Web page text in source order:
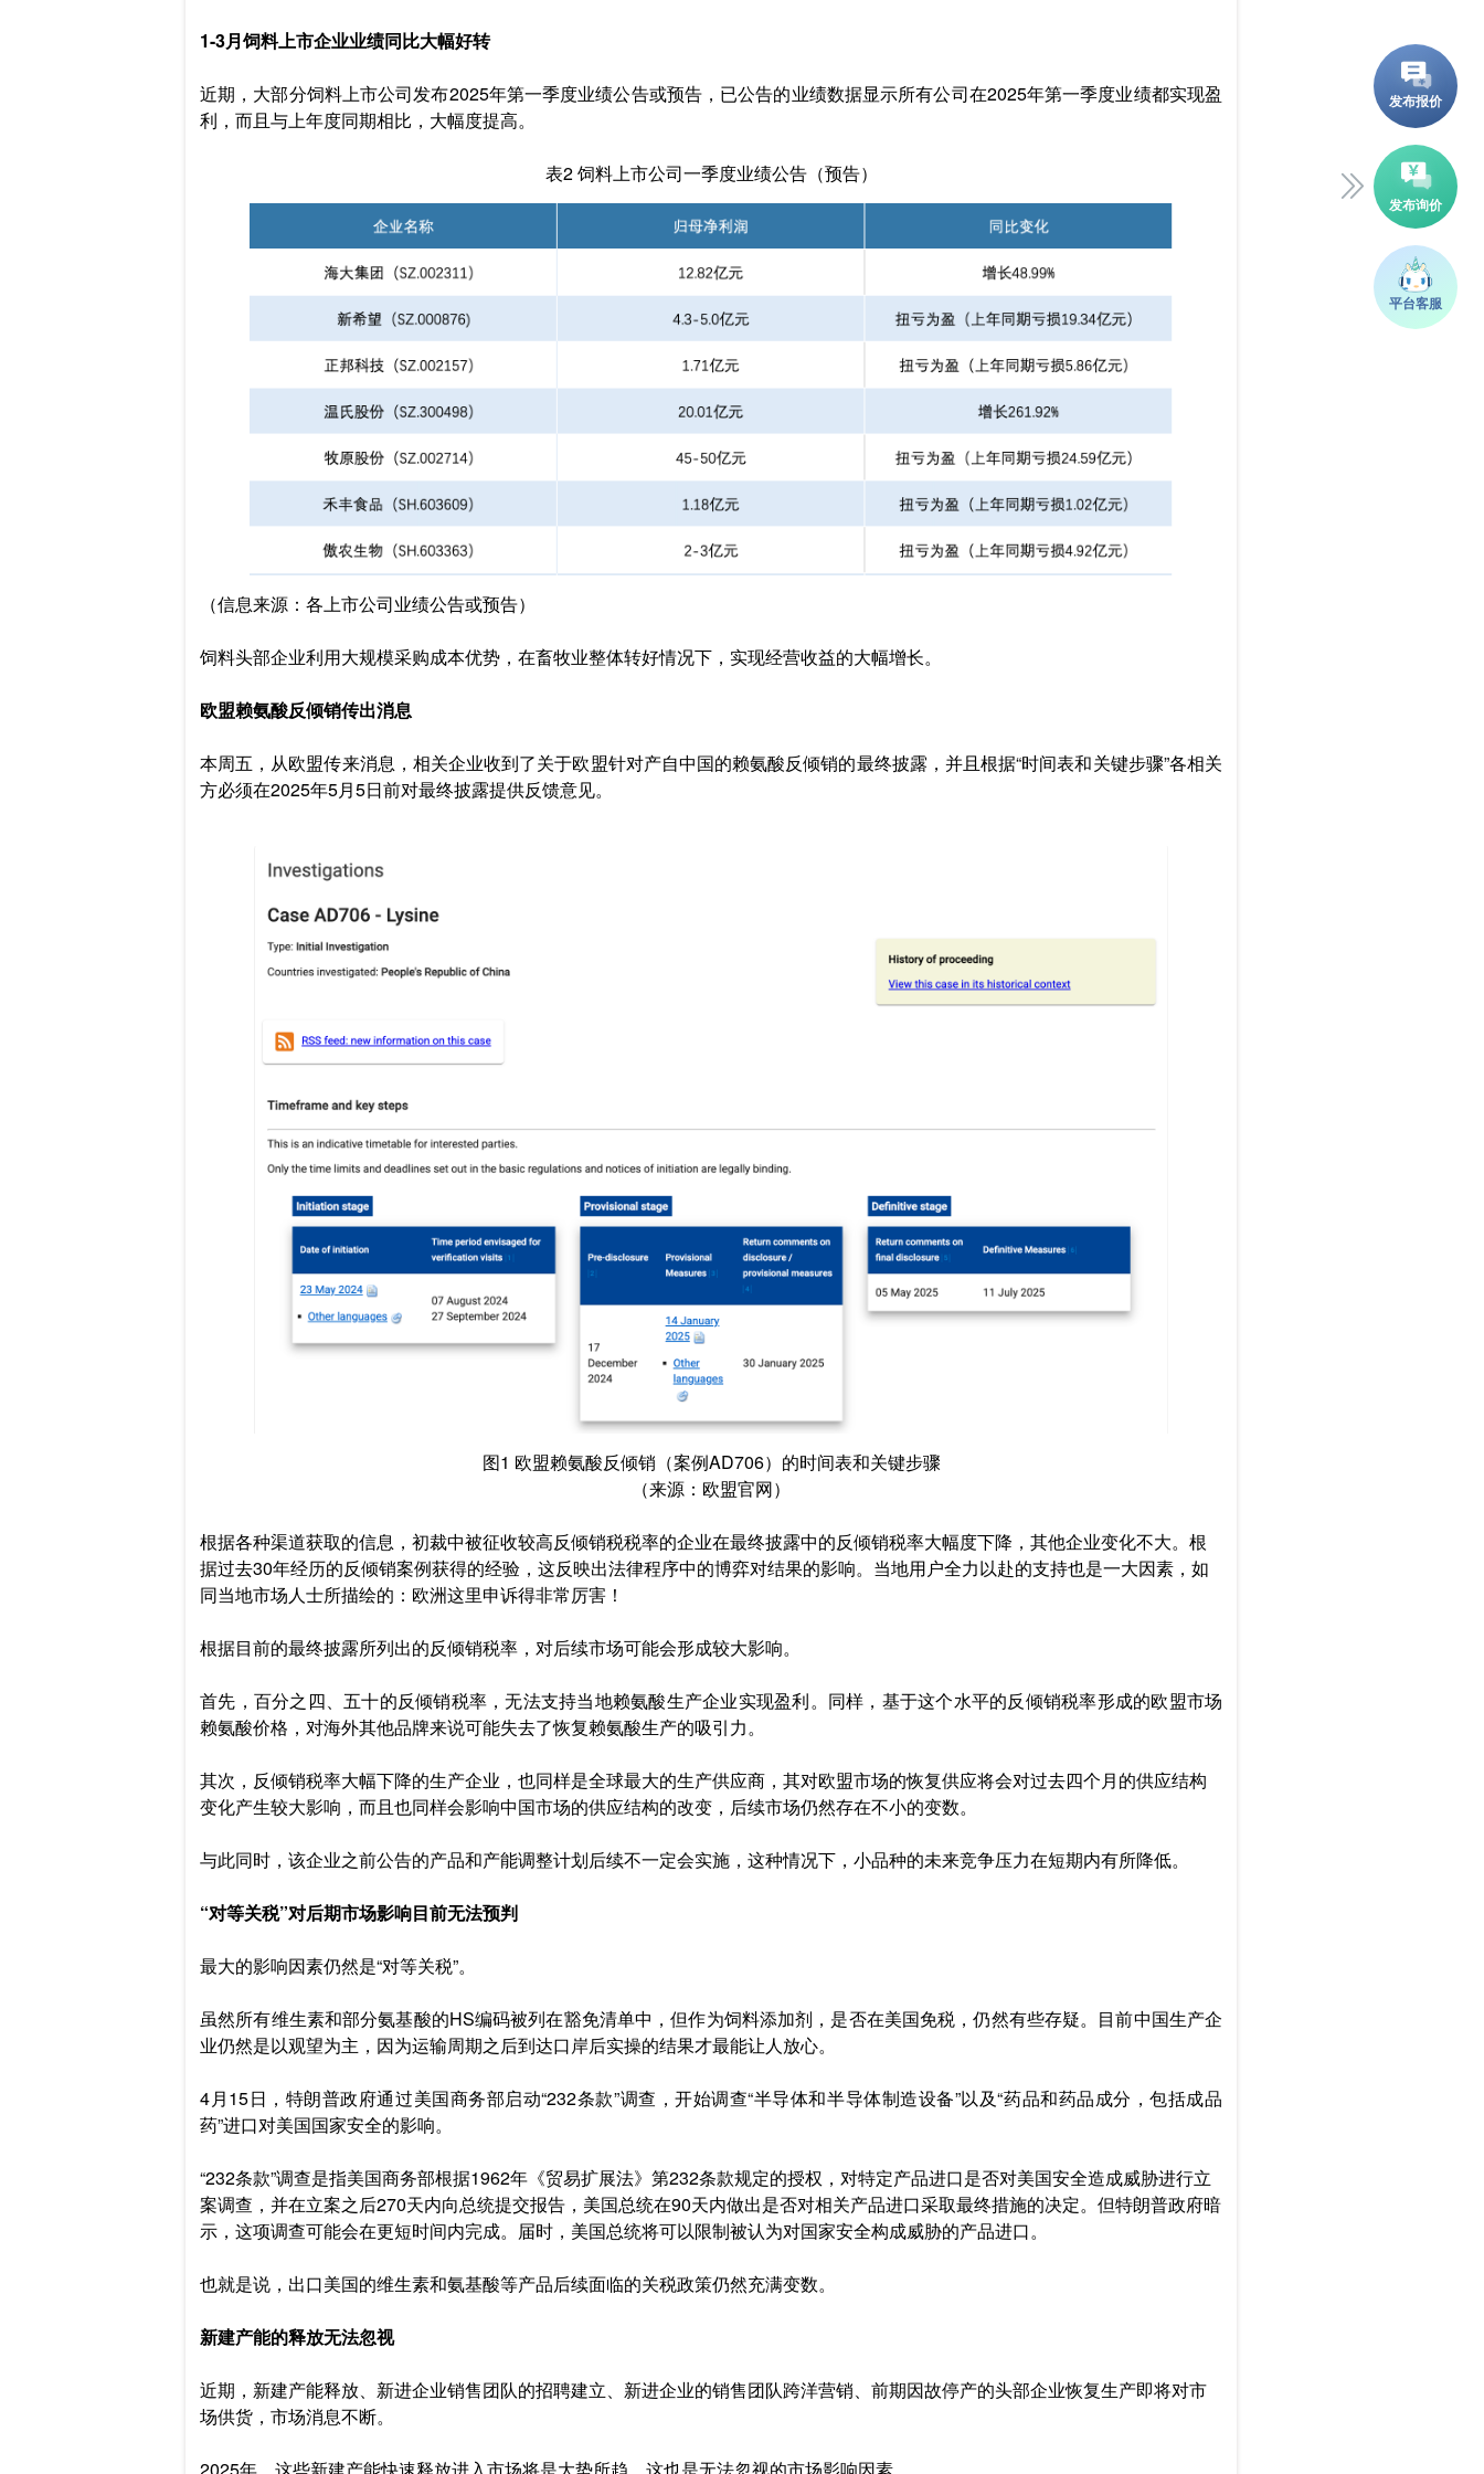
1-3月饲料上市企业业绩同比大幅好转
近期，大部分饲料上市公司发布2025年第一季度业绩公告或预告，已公告的业绩数据显示所有公司在2025年第一季度业绩都实现盈
利，而且与上年度同期相比，大幅度提高。
表2 饲料上市公司一季度业绩公告（预告）
（信息来源：各上市公司业绩公告或预告）
饲料头部企业利用大规模采购成本优势，在畜牧业整体转好情况下，实现经营收益的大幅增长。
欧盟赖氨酸反倾销传出消息
本周五，从欧盟传来消息，相关企业收到了关于欧盟针对产自中国的赖氨酸反倾销的最终披露，并且根据“时间表和关键步骤”各相关
方必须在2025年5月5日前对最终披露提供反馈意见。
图1 欧盟赖氨酸反倾销（案例AD706）的时间表和关键步骤
（来源：欧盟官网）
根据各种渠道获取的信息，初裁中被征收较高反倾销税税率的企业在最终披露中的反倾销税率大幅度下降，其他企业变化不大。根
据过去30年经历的反倾销案例获得的经验，这反映出法律程序中的博弈对结果的影响。当地用户全力以赴的支持也是一大因素，如
同当地市场人士所描绘的：欧洲这里申诉得非常厉害！
根据目前的最终披露所列出的反倾销税率，对后续市场可能会形成较大影响。
首先，百分之四、五十的反倾销税率，无法支持当地赖氨酸生产企业实现盈利。同样，基于这个水平的反倾销税率形成的欧盟市场
赖氨酸价格，对海外其他品牌来说可能失去了恢复赖氨酸生产的吸引力。
其次，反倾销税率大幅下降的生产企业，也同样是全球最大的生产供应商，其对欧盟市场的恢复供应将会对过去四个月的供应结构
变化产生较大影响，而且也同样会影响中国市场的供应结构的改变，后续市场仍然存在不小的变数。
与此同时，该企业之前公告的产品和产能调整计划后续不一定会实施，这种情况下，小品种的未来竞争压力在短期内有所降低。
“对等关税”对后期市场影响目前无法预判
最大的影响因素仍然是“对等关税”。
虽然所有维生素和部分氨基酸的HS编码被列在豁免清单中，但作为饲料添加剂，是否在美国免税，仍然有些存疑。目前中国生产企
业仍然是以观望为主，因为运输周期之后到达口岸后实操的结果才最能让人放心。
4月15日，特朗普政府通过美国商务部启动“232条款”调查，开始调查“半导体和半导体制造设备”以及“药品和药品成分，包括成品
药”进口对美国国家安全的影响。
“232条款”调查是指美国商务部根据1962年《贸易扩展法》第232条款规定的授权，对特定产品进口是否对美国安全造成威胁进行立
案调查，并在立案之后270天内向总统提交报告，美国总统在90天内做出是否对相关产品进口采取最终措施的决定。但特朗普政府暗
示，这项调查可能会在更短时间内完成。届时，美国总统将可以限制被认为对国家安全构成威胁的产品进口。
也就是说，出口美国的维生素和氨基酸等产品后续面临的关税政策仍然充满变数。
新建产能的释放无法忽视
近期，新建产能释放、新进企业销售团队的招聘建立、新进企业的销售团队跨洋营销、前期因故停产的头部企业恢复生产即将对市
场供货，市场消息不断。